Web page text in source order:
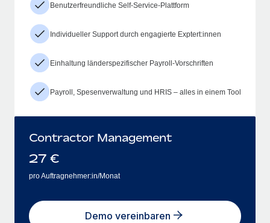
Benutzerfreundliche Self-Service-Plattform
Individueller Support durch engagierte Exptert:innen
Einhaltung länderspezifischer Payroll-Vorschriften
Payroll, Spesenverwaltung und HRIS – alles in einem Tool
Contractor Management
27 €
pro Auftragnehmer:in/Monat
Demo vereinbaren